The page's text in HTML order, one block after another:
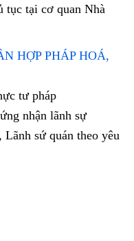
tục tại cơ quan Nhà
HỢP PHÁP HOÁ,
tư pháp
nhận lãnh sự
sứ quán theo yêu